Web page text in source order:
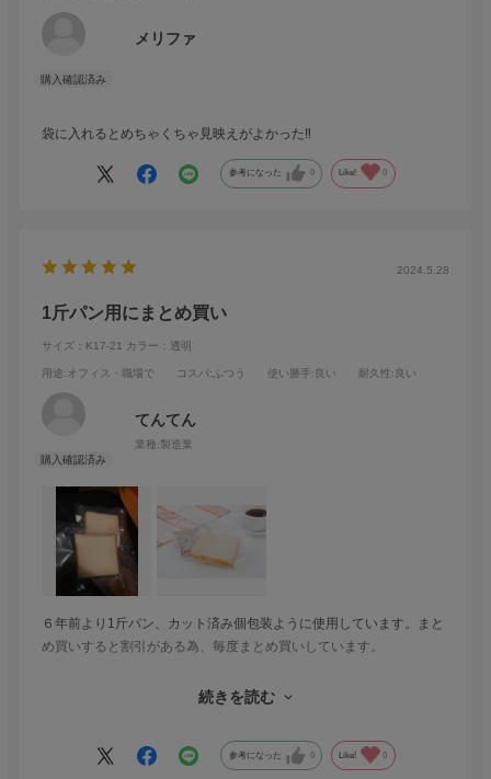
メリファ
袋に入れるとめちゃくちゃ見映えがよかった‼️
参考になった 0 Like! 0
2024.5.28
1斤パン用にまとめ買い
サイズ：K17-21 カラー：透明
用途:オフィス・職場で コスパ:ふつう 使い勝手 :良い 耐久性:良い
てんてん
業種:製造業
６年前より1斤パン、カット済み個包装ように使用しています。まと
め買いすると割引がある為、毎度まとめ買いしています。
また個包装は、お客様から喜ばれるので重宝しています。厚みは、
続きを読む
参考になった 0 Like! 0